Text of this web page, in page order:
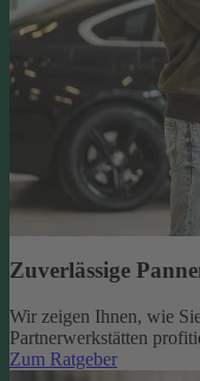
Zuverlässige
Wir zeigen Ihnen, wie
Partnerwerkstätten
Zum Ratgeber